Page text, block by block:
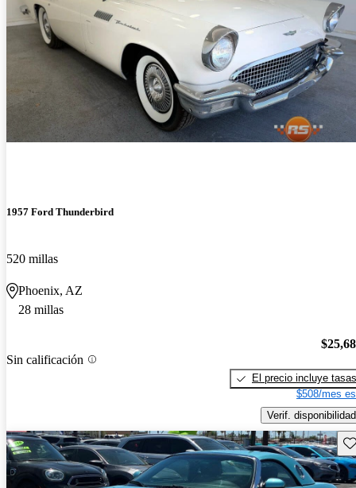
1957 Ford Thunderbird
520 millas
Phoenix, AZ
28 millas
Sin calificación
El precio incluye tasas
$508/mes
Verif. disponibilidad